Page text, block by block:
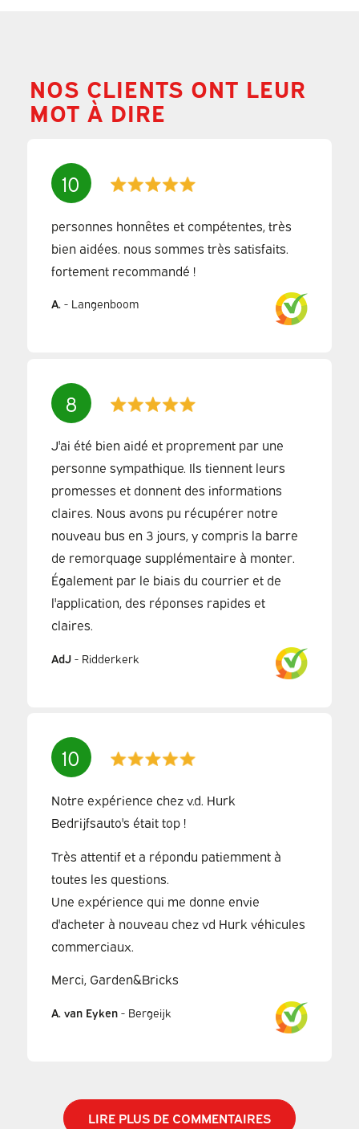
NOS CLIENTS ONT LEUR
MOT À DIRE
10
personnes honnêtes et compétentes, très
bien aidées. nous sommes très satisfaits.
fortement recommandé !
A.- Langenboom
8
J'ai été bien aidé et proprement par une
personne sympathique. Ils tiennent leurs
promesses et donnent des informations
claires. Nous avons pu récupérer notre
nouveau bus en 3 jours, y compris la barre
de remorquage supplémentaire à monter.
Également par le biais du courrier et de
l'application, des réponses rapides et
claires.
AdJ- Ridderkerk
10
Notre expérience chez v.d. Hurk
Bedrijfsauto's était top !
Très attentif et a répondu patiemment à
toutes les questions.
Une expérience qui me donne envie
d'acheter à nouveau chez vd Hurk véhicules
commerciaux.
Merci, Garden&Bricks
A. van Eyken- Bergeijk
LIRE PLUS DE COMMENTAIRES